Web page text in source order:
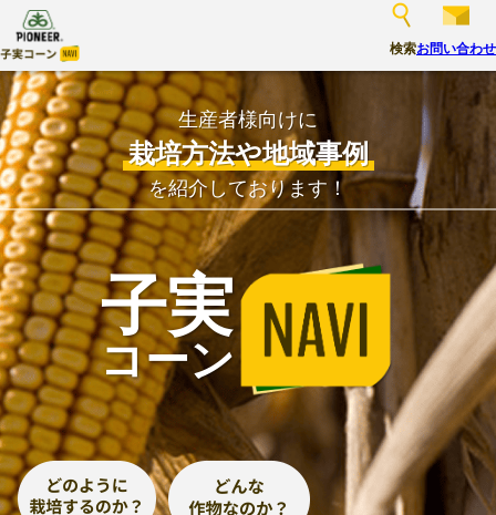
検索お問い合わせ
子実
コーン
生産者様向けに
栽培方法や地域事例
を紹介しております！